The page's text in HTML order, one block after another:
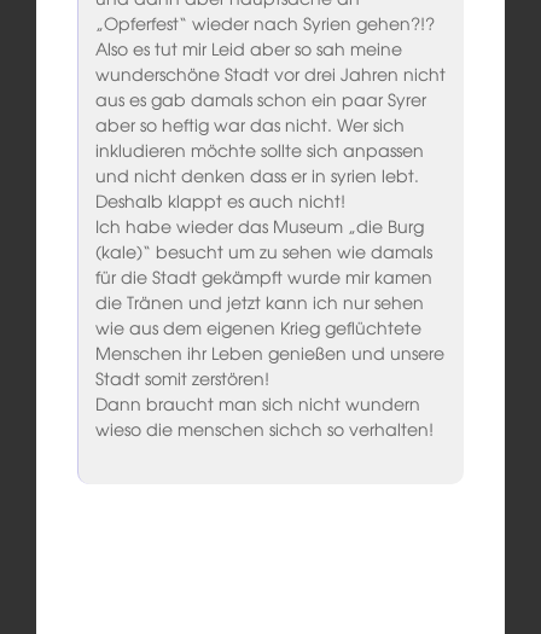
„Opferfest“ wieder nach Syrien gehen?!?
Also es tut mir Leid aber so sah meine
wunderschöne Stadt vor drei Jahren nicht
aus es gab damals schon ein paar Syrer
aber so heftig war das nicht. Wer sich
inkludieren möchte sollte sich anpassen
und nicht denken dass er in syrien lebt.
Deshalb klappt es auch nicht!
Ich habe wieder das Museum „die Burg
(kale)“ besucht um zu sehen wie damals
für die Stadt gekämpft wurde mir kamen
die Tränen und jetzt kann ich nur sehen
wie aus dem eigenen Krieg geflüchtete
Menschen ihr Leben genießen und unsere
Stadt somit zerstören!
Dann braucht man sich nicht wundern
wieso die menschen sichch so verhalten!